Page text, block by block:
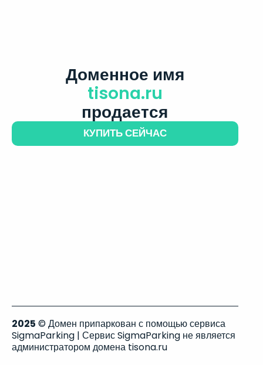
Доменное имя
tisona.ru
продается
КУПИТЬ СЕЙЧАС
2025 © Домен припаркован с помощью сервиса
SigmaParking | Сервис SigmaParking не является
администратором домена tisona.ru